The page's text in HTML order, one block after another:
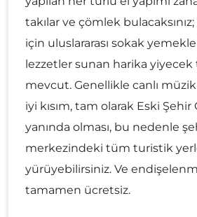
takılar ve çömlek
için uluslararası sokak
lezzetler sunan harika yiyecek
mevcut. Genellikle canlı
iyi kısım, tam olarak Eski
yanında olması, bu nedenle
merkezindeki tüm turistik
yürüyebilirsiniz. Ve
tamamen ücretsiz.